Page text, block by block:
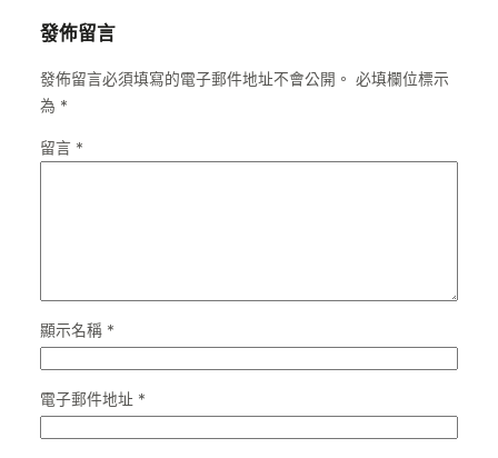
發佈留言
發佈留言必須填寫的電子郵件地址不會公開。 必填欄位標示
為 *
留言 *
顯示名稱 *
電子郵件地址 *